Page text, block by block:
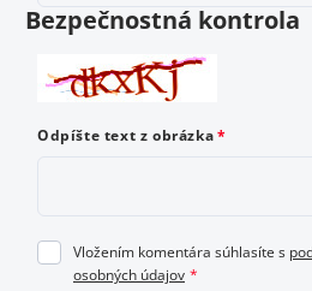
Ako by ste ohodnotili tento
Bezpečnostná kontrola
Odpíšte text z obrázka
Vložením komentára súhlasíte s
osobných údajov